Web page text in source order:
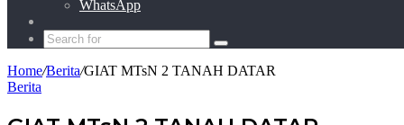
WhatsApp
skin
Search
for
Home/Berita/GIAT MTsN 2 TANAH DATAR
Berita